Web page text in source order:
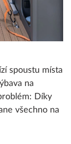
spoustu místa
na
Díky
všechno na